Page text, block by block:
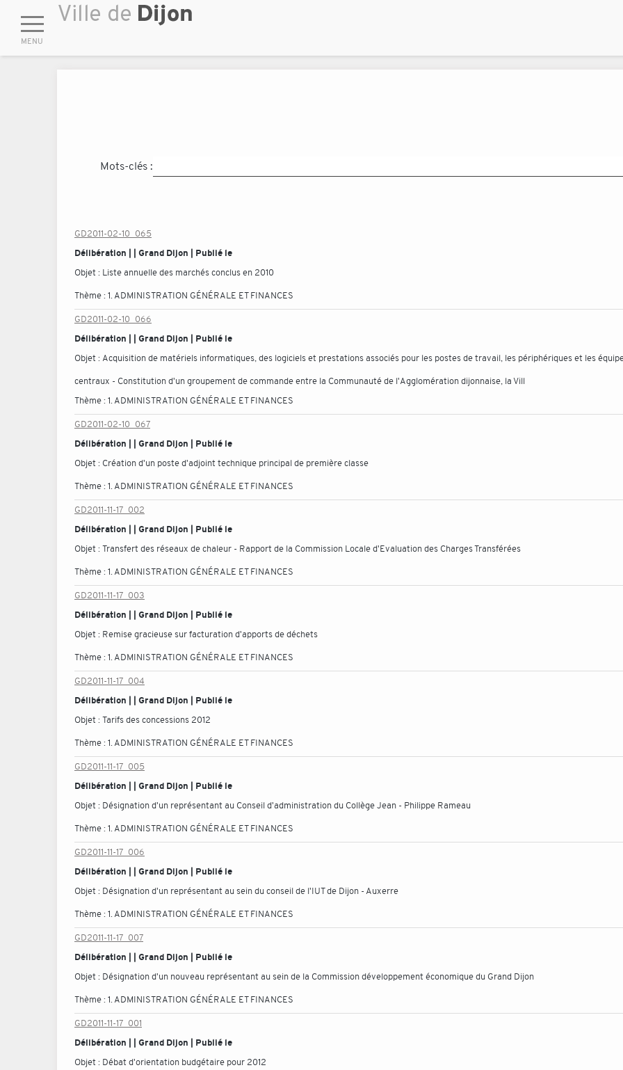
Mots-clés :
GD2011-02-10_065
Délibération | | Grand Dijon | Publié le
Objet : Liste annuelle des marchés conclus en 2010
Thème :1. ADMINISTRATION GÉNÉRALE ET FINANCES
GD2011-02-10_066
Délibération | | Grand Dijon | Publié le
Objet : Acquisition de matériels informatiques, des logiciels et prestations associés pour les postes de travail, les périphériques et les
centraux - Constitution d'un groupement de commande entre la Communauté de l'Agglomération dijonnaise, la Vill
Thème :1. ADMINISTRATION GÉNÉRALE ET FINANCES
GD2011-02-10_067
Délibération | | Grand Dijon | Publié le
Objet : Création d'un poste d'adjoint technique principal de première classe
Thème :1. ADMINISTRATION GÉNÉRALE ET FINANCES
GD2011-11-17_002
Délibération | | Grand Dijon | Publié le
Objet :Transfert des réseaux de chaleur - Rapport de la Commission Locale d'Evaluation des Charges Transférées
Thème :1. ADMINISTRATION GÉNÉRALE ET FINANCES
GD2011-11-17_003
Délibération | | Grand Dijon | Publié le
Objet : Remise gracieuse sur facturation d'apports de déchets
Thème :1. ADMINISTRATION GÉNÉRALE ET FINANCES
GD2011-11-17_004
Délibération | | Grand Dijon | Publié le
Objet :Tarifs des concessions 2012
Thème :1. ADMINISTRATION GÉNÉRALE ET FINANCES
GD2011-11-17_005
Délibération | | Grand Dijon | Publié le
Objet : Désignation d'un représentant au Conseil d'administration du Collège Jean - Philippe Rameau
Thème :1. ADMINISTRATION GÉNÉRALE ET FINANCES
GD2011-11-17_006
Délibération | | Grand Dijon | Publié le
Objet : Désignation d'un représentant au sein du conseil de l'IUT de Dijon - Auxerre
Thème :1. ADMINISTRATION GÉNÉRALE ET FINANCES
GD2011-11-17_007
Délibération | | Grand Dijon | Publié le
Objet : Désignation d'un nouveau représentant au sein de la Commission développement économique du Grand Dijon
Thème :1. ADMINISTRATION GÉNÉRALE ET FINANCES
GD2011-11-17_001
Délibération | | Grand Dijon | Publié le
Objet : Débat d'orientation budgétaire pour 2012